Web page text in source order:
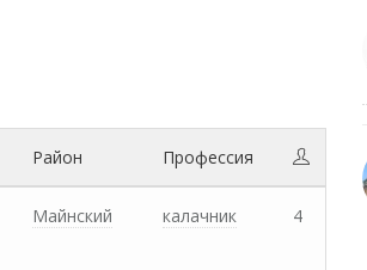
Район Профессия
Майнский калачник 4